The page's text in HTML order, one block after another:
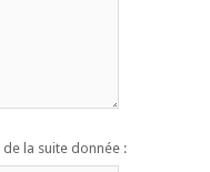
la suite donnée :